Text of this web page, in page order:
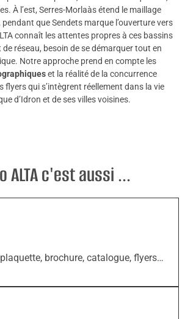
À l’est, Serres-Morlaàs étend le maillage
que Sendets marque l’ouverture vers
connaît les attentes propres à ces bassins
de réseau, besoin de se démarquer tout en
Notre approche prend en compte les
et la réalité de la concurrence
flyers qui s’intègrent réellement dans la vie
d’Idron et de ses villes voisines.
ALTA c'est aussi ...
brochure, catalogue, flyers…